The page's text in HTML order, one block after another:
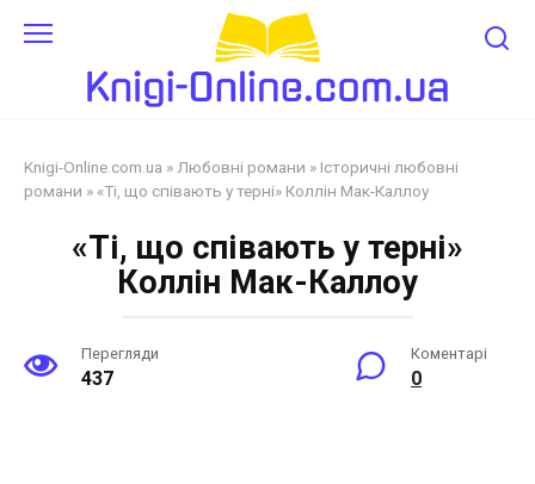
Knigi-Online.com.ua » Любовні романи » Історичні любовні
романи » «Ті, що співають у терні» Коллін Мак-Каллоу
«Ті, що співають у терні»
Коллін Мак-Каллоу
Перегляди
437
Коментарі
0